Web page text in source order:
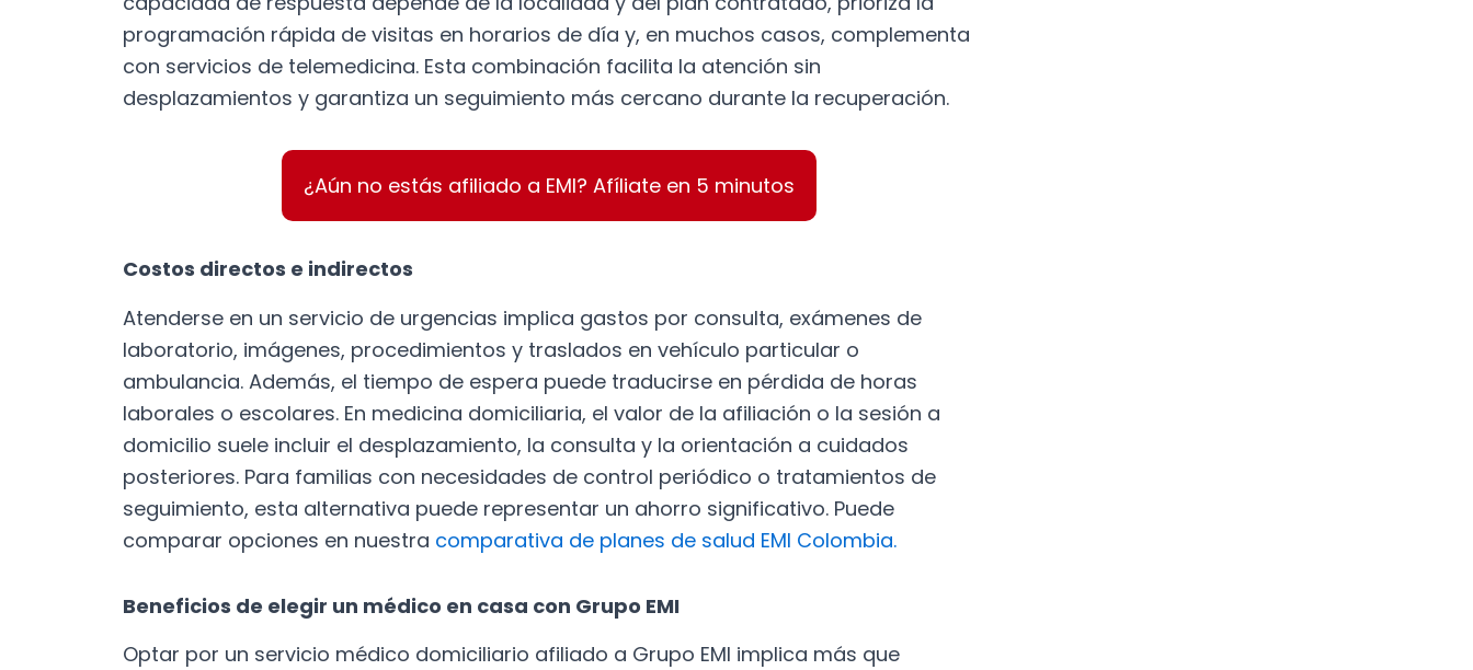
programación rápida de visitas en horarios de día y, en muchos casos, complementa
con servicios de telemedicina. Esta combinación facilita la atención sin
desplazamientos y garantiza un seguimiento más cercano durante la recuperación.
¿Aún no estás afiliado a EMI? Afíliate en 5 minutos
Costos directos e indirectos
Atenderse en un servicio de urgencias implica gastos por consulta, exámenes de
laboratorio, imágenes, procedimientos y traslados en vehículo particular o
ambulancia. Además, el tiempo de espera puede traducirse en pérdida de horas
laborales o escolares. En medicina domiciliaria, el valor de la afiliación o la sesión a
domicilio suele incluir el desplazamiento, la consulta y la orientación a cuidados
posteriores. Para familias con necesidades de control periódico o tratamientos de
seguimiento, esta alternativa puede representar un ahorro significativo. Puede
comparar opciones en nuestra comparativa de planes de salud EMI Colombia.
Beneficios de elegir un médico en casa con Grupo EMI
Optar por un servicio médico domiciliario afiliado a Grupo EMI implica más que